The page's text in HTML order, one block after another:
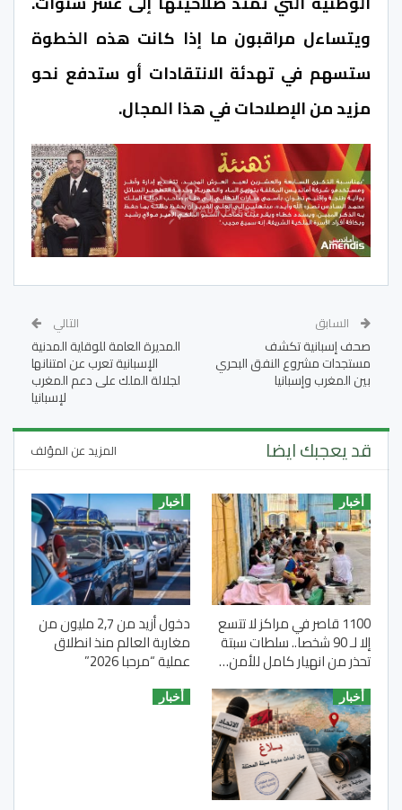
ويتساءل مراقبون ما إذا كانت هذه الخطوة
ستسهم في تهدئة الانتقادات أو ستدفع نحو
مزيد من الإصلاحات في هذا المجال.
السابق
صحف إسبانية تكشف
مستجدات مشروع النفق البحري
بين المغرب وإسبانيا
التالي
المديرة العامة للوقاية المدنية
الإسبانية تعرب عن امتنانها
لجلالة الملك على دعم المغرب
لإسبانيا
قد يعجبك ايضا المزيد عن المؤلف
أخبار
1100 قاصر في مراكز لا تتسع
إلا لـ 90 شخصا.. سلطات سبتة
تحذر من انهيار كامل للأمن…
أخبار
دخول أزيد من 2,7 مليون من
مغاربة العالم منذ انطلاق
عملية “مرحبا 2026”
أخبار أخبار